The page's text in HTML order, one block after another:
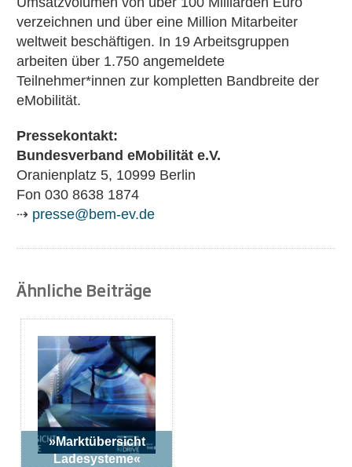
verzeichnen und über eine Million Mitarbeiter
weltweit beschäftigen. In 19 Arbeitsgruppen
arbeiten über 1.750 angemeldete
Teilnehmer*innen zur kompletten Bandbreite der
eMobilität.
Pressekontakt:
Bundesverband eMobilität e.V.
Oranienplatz 5, 10999 Berlin
Fon 030 8638 1874
⇢ presse@bem-ev.de
Ähnliche Beiträge
»Marktübersicht
Ladesysteme«